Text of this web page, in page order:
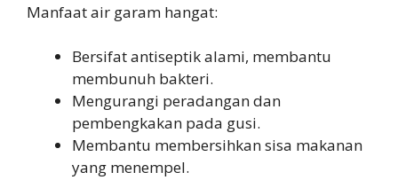
Manfaat air garam hangat:
Bersifat antiseptik alami, membantu
membunuh bakteri.
Mengurangi peradangan dan
pembengkakan pada gusi.
Membantu membersihkan sisa makanan
yang menempel.